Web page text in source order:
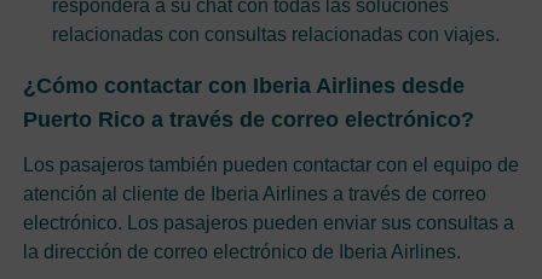
responderá a su chat con todas las soluciones
relacionadas con consultas relacionadas con viajes.
¿Cómo contactar con Iberia Airlines desde
Puerto Rico a través de correo electrónico?
Los pasajeros también pueden contactar con el equipo de
atención al cliente de Iberia Airlines a través de correo
electrónico. Los pasajeros pueden enviar sus consultas a
la dirección de correo electrónico de Iberia Airlines.